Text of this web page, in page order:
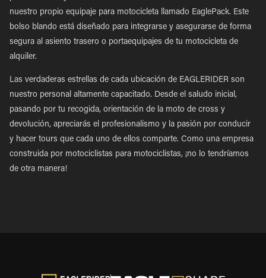
nuestro propio equipaje para motocicleta llamado EaglePack. Este
bolso blando está diseñado para integrarse y asegurarse de forma
segura al asiento trasero o portaequipajes de tu motocicleta de
alquiler.
Las verdaderas estrellas de cada ubicación de EAGLERIDER son
nuestro personal altamente capacitado. Desde el saludo inicial,
pasando por tu recogida, orientación de la moto de cross y
devolución, apreciarás el profesionalismo y la pasión por conducir
y hacer tours que cada uno de ellos comparte. Como una empresa
construida por motociclistas para motociclistas, ¡no lo tendríamos
de otra manera!